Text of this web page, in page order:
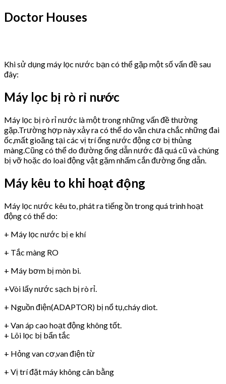
Doctor Houses
Khi sử dụng máy lọc nước bạn có thể gặp một số vấn đề sau
đây:
Máy lọc bị rò rỉ nước
Máy lọc bị rò rỉ nước là một trong những vấn đề thường
gặp.Trường hợp này xảy ra có thể do vặn chưa chắc những đai
ốc,mất gioăng tại các vị trí ống nước động cơ bị thủng
màng.Cũng có thể do đường ống dẫn nước đã quá cũ và chúng
bị vỡ hoặc do loai động vật gặm nhấm cắn đường ống dẫn.
Máy kêu to khi hoạt động
Máy lọc nước kêu to, phát ra tiếng ồn trong quá trình hoạt
động có thể do:
+ Máy lọc nước bị e khí
+ Tắc màng RO
+ Máy bơm bị mòn bi.
+Vòi lấy nước sạch bị rò rỉ.
+ Nguồn điện(ADAPTOR) bị nổ tụ,cháy diot.
+ Van áp cao hoạt động không tốt.
+ Lõi lọc bị bẩn tắc
+ Hỏng van cơ,van điện từ
+ Vị trí đặt máy không cân bằng